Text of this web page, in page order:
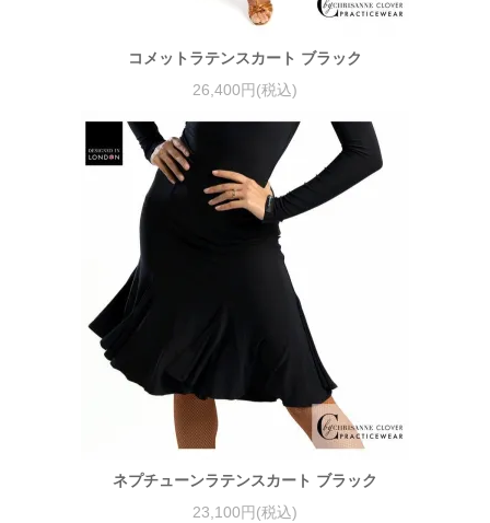
コメットラテンスカート ブラック
26,400円(税込)
ネプチューンラテンスカート ブラック
23,100円(税込)